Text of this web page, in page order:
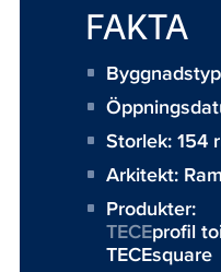
FAKTA
Storlek:154
Arkitekt:
Produkter:
TECEprofil
TECEsquare